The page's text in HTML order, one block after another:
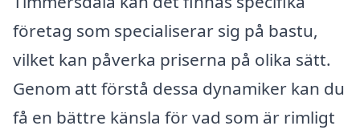
företag som specialiserar sig på bastu,
vilket kan påverka priserna på olika sätt.
Genom att förstå dessa dynamiker kan du
få en bättre känsla för vad som är rimligt